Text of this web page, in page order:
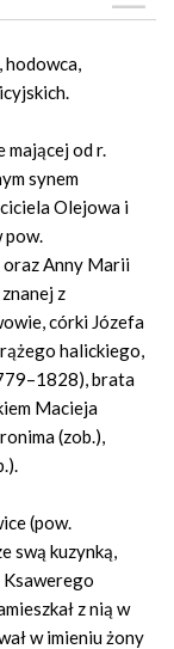
hodowca,
mającej od r.
synem
Olejowa i
pow.
oraz Anny Marii
z
córki Józefa
halickiego,
brata
Macieja
(zob.),
(pow.
swą kuzynką,
Ksawerego
z nią w
w imieniu żony